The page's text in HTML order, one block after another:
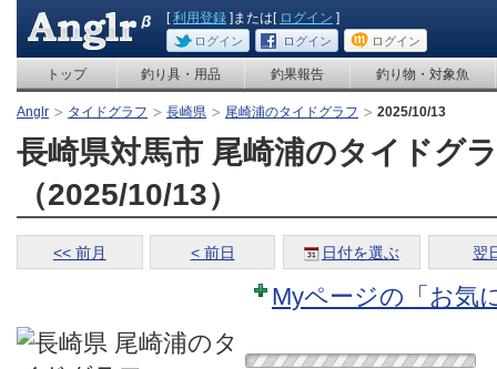
[利用登録 ]または[ ログイン ]
ログイン ログイン ログイン
トップ 釣り具・用品 釣果報告 釣り物・対象魚
Anglr タイドグラフ 長崎県 尾崎浦のタイドグラフ 2025/10/13
長崎県対馬市 尾崎浦のタイドグ
（2025/10/13）
<< 前月 < 前日 日付を選ぶ 翌
Myページの「お気